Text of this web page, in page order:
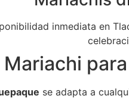
inmediata en
Mariachi
se adapta a